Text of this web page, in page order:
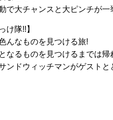
で大チャンスと大ピンチが一
け隊!!】
んなものを見つける旅!
なるものを見つけるまでは帰
ンドウィッチマンがゲストと